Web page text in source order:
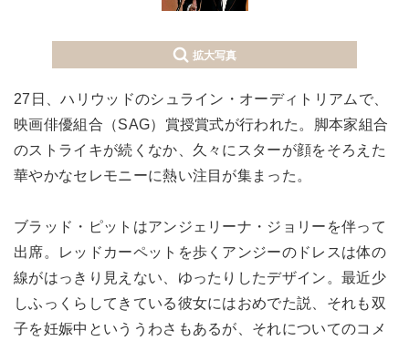
拡大写真
27日、ハリウッドのシュライン・オーディトリアムで、
映画俳優組合（SAG）賞授賞式が行われた。脚本家組合
のストライキが続くなか、久々にスターが顔をそろえた
華やかなセレモニーに熱い注目が集まった。
ブラッド・ピットはアンジェリーナ・ジョリーを伴って
出席。レッドカーペットを歩くアンジーのドレスは体の
線がはっきり見えない、ゆったりしたデザイン。最近少
しふっくらしてきている彼女にはおめでた説、それも双
子を妊娠中といううわさもあるが、それについてのコメ